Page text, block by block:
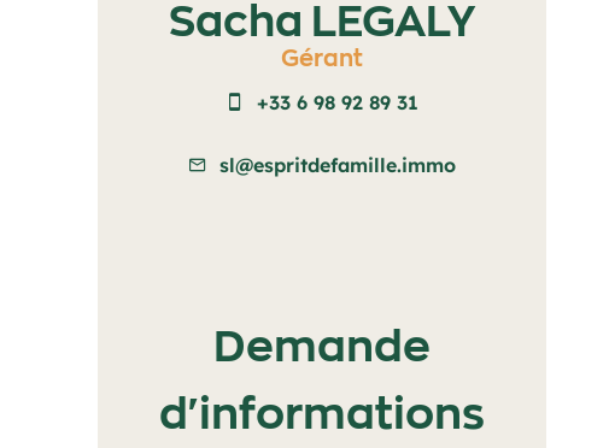
Sacha LEGALY
Gérant
+33 6 98 92 89 31
sl@espritdefamille.immo
Demande
d'informations